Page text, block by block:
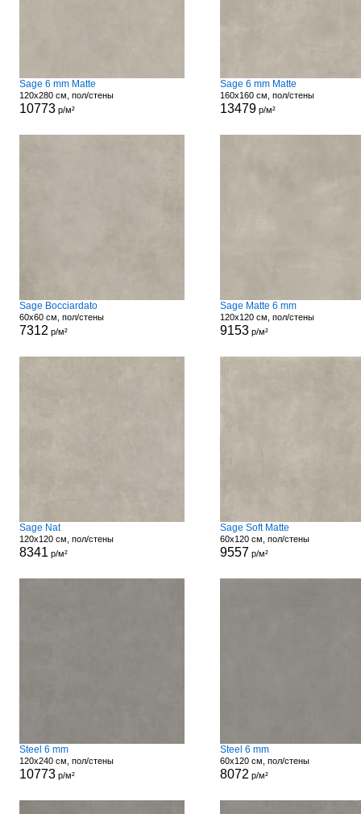
Sage 6 mm Matte
120x280 см, пол/стены
10773р/м²
Sage 6 mm Matte
160x160 см, пол/стены
13479р/м²
Sage Bocciardato
60x60 см, пол/стены
7312 р/м²
Sage Matte 6 mm
120x120 см, пол/стены
9153р/м²
Sage Nat
120x120 см, пол/стены
8341 р/м²
Sage Soft Matte
60x120 см, пол/стены
9557 р/м²
Steel 6 mm
120x240 см, пол/стены
10773р/м²
Steel 6 mm
60x120 см, пол/стены
8072 р/м²